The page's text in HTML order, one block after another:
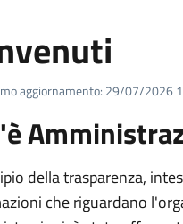
aggiornamento: 29/07/2026
della trasparenza,
che riguardano